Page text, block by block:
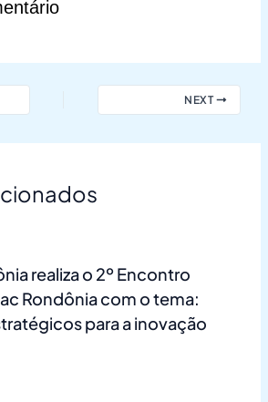
NEXT
realiza o 2º Encontro
Rondônia com o tema:
para a inovação